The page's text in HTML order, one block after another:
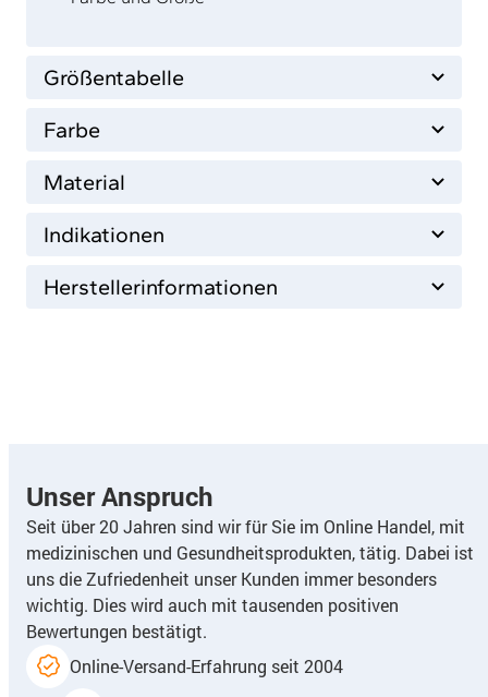
Größentabelle
Farbe
Material
Indikationen
Herstellerinformationen
Unser Anspruch
Seit über 20 Jahren sind wir für Sie im Online Handel, mit
medizinischen und Gesundheitsprodukten, tätig. Dabei ist
uns die Zufriedenheit unser Kunden immer besonders
wichtig. Dies wird auch mit tausenden positiven
Bewertungen bestätigt.
Online-Versand-Erfahrung seit 2004